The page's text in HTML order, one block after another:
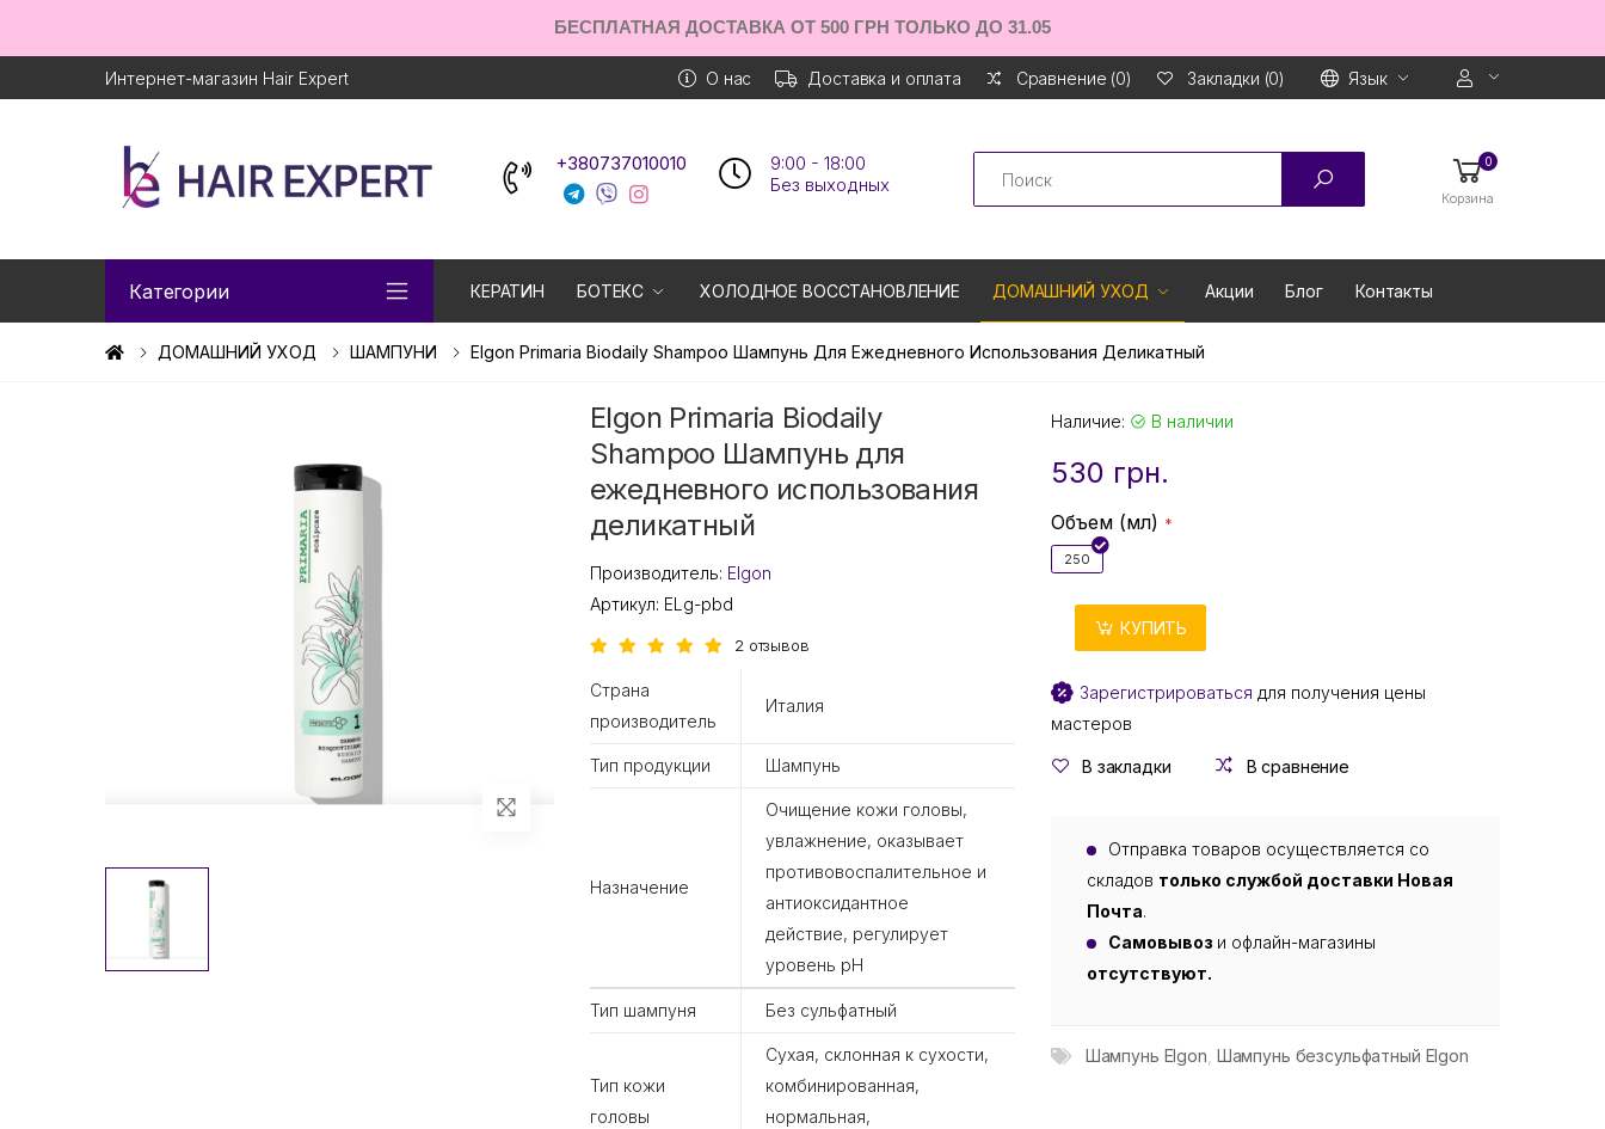
БЕСПЛАТНАЯ ДОСТАВКА ОТ 500 ГРН ТОЛЬКО ДО 31.05
Интернет-магазин Hair Expert О нас Доставка и оплата Сравнение (0) Закладки (0) Язык
+380737010010
9:00 - 18:00
Без выходных
Search 0
Корзина
Категории КЕРАТИН БОТЕКС ХОЛОДНОЕ ВОССТАНОВЛЕНИЕ ДОМАШНИЙ УХОД Акции Блог Контакты
ДОМАШНИЙ УХОД ШАМПУНИ Elgon Primaria Biodaily Shampoo Шампунь Для Ежедневного Использования Деликатный
Elgon Primaria Biodaily
Shampoo Шампунь для
ежедневного использования
деликатный
Производитель: Elgon
Артикул: ELg-pbd
2 отзывов
Страна
производитель
Италия
Тип продукции Шампунь
Назначение
Очищение кожи головы,
увлажнение, оказывает
противовоспалительное и
антиоксидантное
действие, регулирует
уровень pH
Тип шампуня Без сульфатный
Тип кожи
головы
Сухая, склонная к сухости,
комбинированная,
нормальная,
Наличие: В наличии
530 грн.
Объем (мл)
250
КУПИТЬ
Зарегистрироваться для получения цены
мастеров
В закладки В сравнение
Отправка товаров осуществляется со
складов только службой доставки Новая
Почта.
Самовывоз и офлайн-магазины
отсутствуют.
Шампунь Elgon Шампунь безсульфатный Elgon